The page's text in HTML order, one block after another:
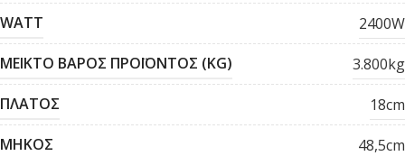
WATT 2400W
ΜΕΙΚΤΟ ΒΑΡΟΣ ΠΡΟΪΟΝΤΟΣ (KG) 3.800kg
ΠΛΑΤΟΣ 18cm
ΜΗΚΟΣ 48,5cm